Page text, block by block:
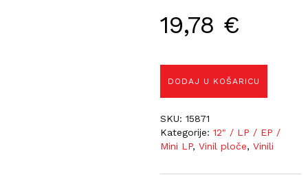
19,78 €
DODAJ U KOŠARICU
SKU: 15871
Kategorije: 12" / LP / EP /
Mini LP, Vinil ploče, Vinili